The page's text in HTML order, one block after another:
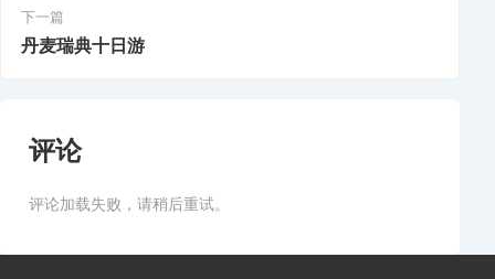
下一篇
丹麦瑞典十日游
评论
评论加载失败，请稍后重试。